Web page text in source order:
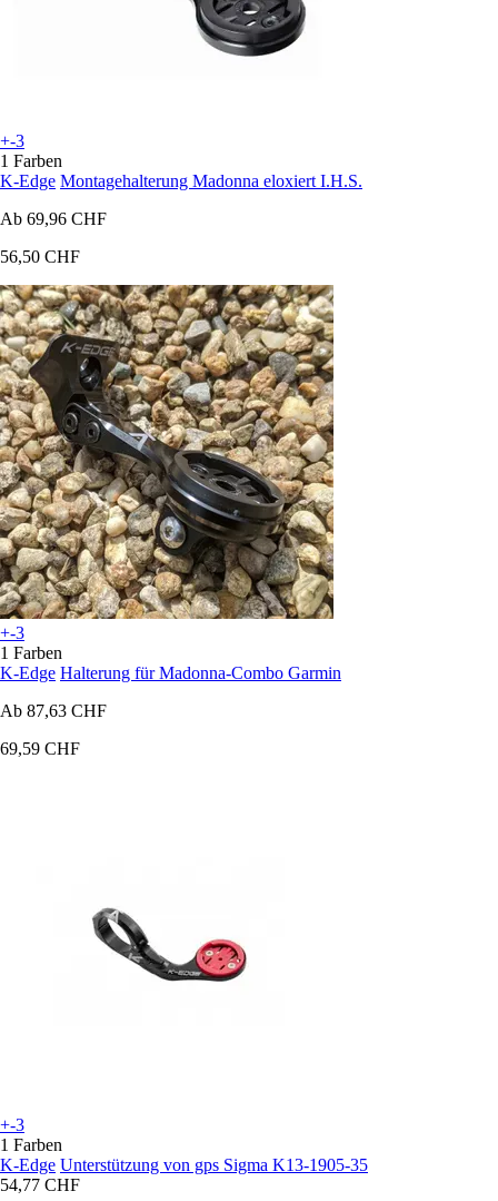
+-3
1 Farben
K-Edge Montagehalterung Madonna eloxiert I.H.S.
Ab 69,96 CHF
56,50 CHF
+-3
1 Farben
K-Edge Halterung für Madonna-Combo Garmin
Ab 87,63 CHF
69,59 CHF
+-3
1 Farben
K-Edge Unterstützung von gps Sigma K13-1905-35
54,77 CHF